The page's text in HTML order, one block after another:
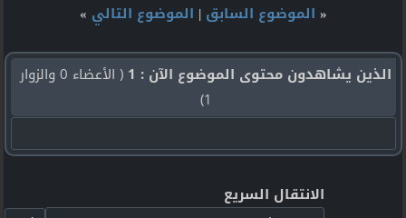
« الموضوع السابق | الموضوع التالي »
الذين يشاهدون محتوى الموضوع الآن : 1
( الأعضاء 0 والزوار
1)
الانتقال السريع